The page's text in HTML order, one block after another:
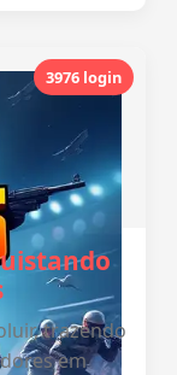
3976 login
trazendo
em